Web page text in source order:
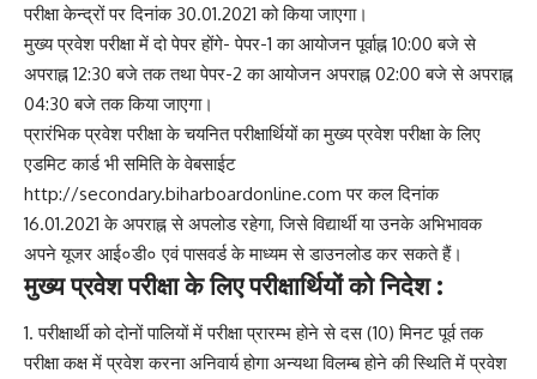
परीक्षा केन्द्रों पर दिनांक 30.01.2021 को किया जाएगा।
मुख्य प्रवेश परीक्षा में दो पेपर होंगे- पेपर-1 का आयोजन पूर्वाह्न 10:00 बजे से
अपराह्न 12:30 बजे तक तथा पेपर-2 का आयोजन अपराह्न 02:00 बजे से अपराह्न
04:30 बजे तक किया जाएगा।
प्रारंभिक प्रवेश परीक्षा के चयनित परीक्षार्थियों का मुख्य प्रवेश परीक्षा के लिए
एडमिट कार्ड भी समिति के वेबसाईट
http://secondary.biharboardonline.com पर कल दिनांक
16.01.2021 के अपराह्न से अपलोड रहेगा, जिसे विद्यार्थी या उनके अभिभावक
अपने यूजर आई०डी० एवं पासवर्ड के माध्यम से डाउनलोड कर सकते हैं।
मुख्य प्रवेश परीक्षा के लिए परीक्षार्थियों को निदेश :
परीक्षार्थी को दोनों पालियों में परीक्षा प्रारम्भ होने से दस (10) मिनट पूर्व तक
परीक्षा कक्ष में प्रवेश करना अनिवार्य होगा अन्यथा विलम्ब होने की स्थिति में प्रवेश